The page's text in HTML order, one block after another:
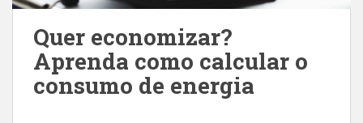
Quer economizar?
Aprenda como calcular o
consumo de energia